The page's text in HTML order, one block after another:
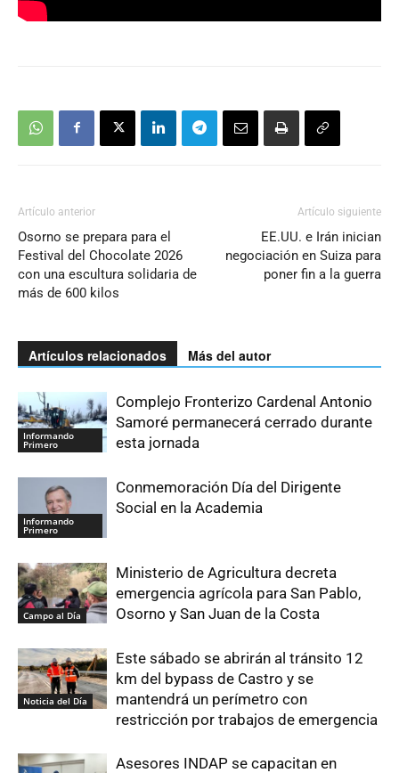
Artículo anterior
Osorno se prepara para el
Festival del Chocolate 2026
con una escultura solidaria de
más de 600 kilos
Artículo siguiente
EE.UU. e Irán inician
negociación en Suiza para
poner fin a la guerra
Artículos relacionados Más del autor
Informando
Primero
Complejo Fronterizo Cardenal Antonio
Samoré permanecerá cerrado durante
esta jornada
Informando
Primero
Conmemoración Día del Dirigente
Social en la Academia
Campo al Día
Ministerio de Agricultura decreta
emergencia agrícola para San Pablo,
Osorno y San Juan de la Costa
Noticia del Día
Este sábado se abrirán al tránsito 12
km del bypass de Castro y se
mantendrá un perímetro con
restricción por trabajos de emergencia
Asesores INDAP se capacitan en